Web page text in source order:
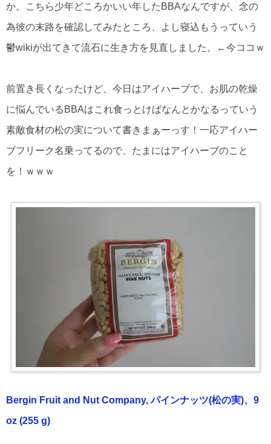
か。こちら少年どころかいい年したBBAなんですが、念の
為彼の末路を確認してみたところ、よし寝込もうっていう
鬱wikiが出てきて流石に生き方を見直しました。←今ココｗ
前置き長くなったけど、今日はアイハーブで、お肌の乾燥
に悩んでいるBBAはこれ食っとけばなんとかなるっていう
素敵食材の松の実について書きまぁーっす！一応アイハー
ブフリーク名乗ってるので、たまにはアイハーブのこと
を！ｗｗｗ
Bergin Fruit and Nut Company, パインナッツ(松の実)、9
oz (255 g)